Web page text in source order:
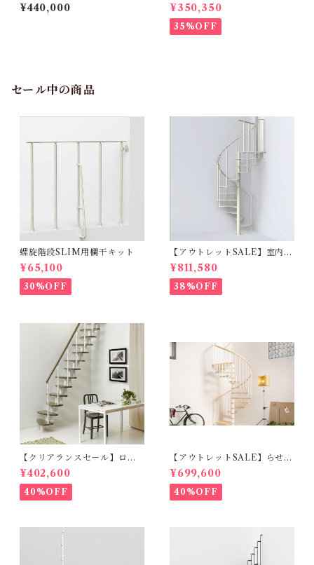
（標準キット）
¥440,000
ト階段 KARINAカリーナ（標
準キット）
¥350,350
35%OFF
セール中の商品
螺旋階段SLIM用欄干キット
¥65,100
30%OFF
【アウトレットSALE】室内用
らせん階段SLIMスリム_φ130
cm【標準キット/13段上がり2
71～309ｃｍ】
¥811,580
38%OFF
【クリアランスセール】ロフ
ト階段ZEN_ハバナダーク
（標準キット）
¥402,600
40%OFF
【アウトレットSALE】らせん
階段RING_φ178cm（標準キ
ット）ホワイト＆ライト
¥699,600
40%OFF